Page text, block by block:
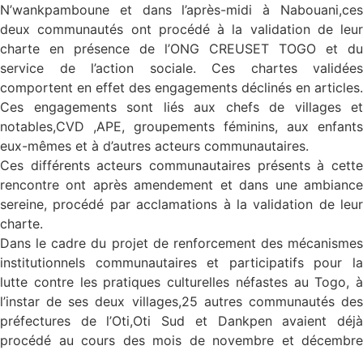
N’wankpamboune et dans l’après-midi à Nabouani,ces
deux communautés ont procédé à la validation de leur
charte en présence de l’ONG CREUSET TOGO et du
service de l’action sociale. Ces chartes validées
comportent en effet des engagements déclinés en articles.
Ces engagements sont liés aux chefs de villages et
notables,CVD ,APE, groupements féminins, aux enfants
eux-mêmes et à d’autres acteurs communautaires.
Ces différents acteurs communautaires présents à cette
rencontre ont après amendement et dans une ambiance
sereine, procédé par acclamations à la validation de leur
charte.
Dans le cadre du projet de renforcement des mécanismes
institutionnels communautaires et participatifs pour la
lutte contre les pratiques culturelles néfastes au Togo, à
l’instar de ses deux villages,25 autres communautés des
préfectures de l’Oti,Oti Sud et Dankpen avaient déjà
procédé au cours des mois de novembre et décembre